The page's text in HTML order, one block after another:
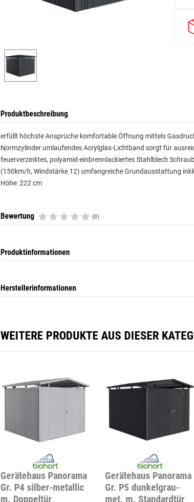
Produktbeschreibung
erfüllt höchste Ansprüche komfortable Öffnung mittels
Normzylinder umlaufendes Acrylglas-Lichtband sorgt für
feuerverzinktes, polyamid-einbrennlackiertes Stahlblech
(150km/h, Windstärke 12) umfangreiche Grundausstattung
Höhe: 222 cm
Bewertung (0)
Produktinformationen
Herstellerinformationen
WEITERE PRODUKTE AUS DIESER
Gerätehaus Panorama
Gr. P4 silber-metallic
m. Doppeltür
Gerätehaus Panorama
Gr. P5 dunkelgrau-
met. m. Standardtür